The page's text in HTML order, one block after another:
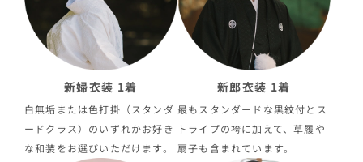
新婦衣装 1着
白無垢または色打掛（スタンダ
ードクラス）のいずれかお好き
な和装をお選びいただけます。
新郎衣装 1着
最もスタンダードな黒紋付とス
トライプの袴に加えて、草履や
扇子も含まれています。